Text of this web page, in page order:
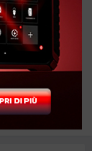
A luglio ho venduto
officina e si è
Noi abbiamo
presso la nostra
ha fatto pervenire